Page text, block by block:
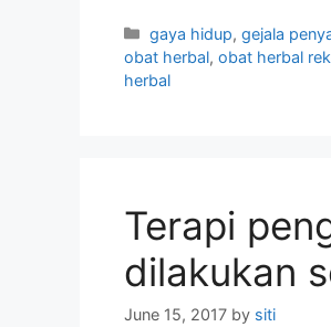
C
a
t
e
s
gaya hidup,gejala
obat herbal, obat herbal
herbal
Terapi
dilakukan
June 15, 2017 by siti